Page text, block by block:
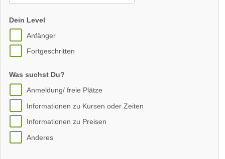
Dein Level
Anfänger
Fortgeschritten
Was suchst Du?
Anmeldung/ freie Plätze
Informationen zu Kursen oder Zeiten
Informationen zu Preisen
Anderes